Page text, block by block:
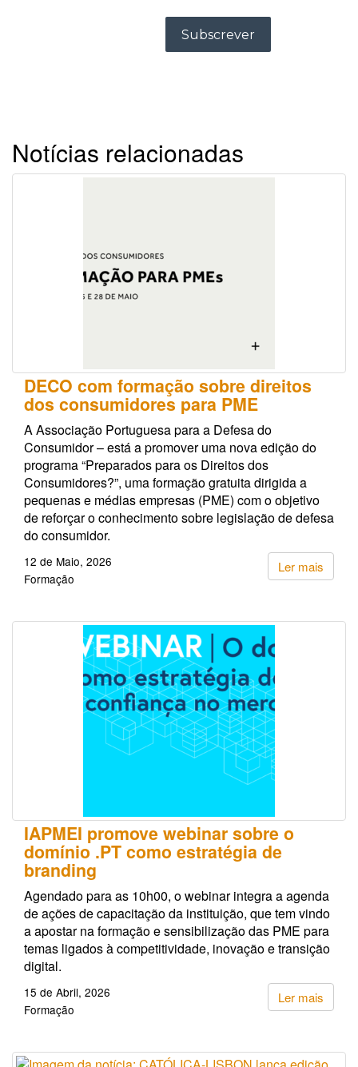
Notícias relacionadas
DECO com formação sobre direitos
dos consumidores para PME
A Associação Portuguesa para a Defesa do
Consumidor – está a promover uma nova edição do
programa “Preparados para os Direitos dos
Consumidores?”, uma formação gratuita dirigida a
pequenas e médias empresas (PME) com o objetivo
de reforçar o conhecimento sobre legislação de defesa
do consumidor.
Ler mais
12 de Maio, 2026
Formação
IAPMEI promove webinar sobre o
domínio .PT como estratégia de
branding
Agendado para as 10h00, o webinar integra a agenda
de ações de capacitação da instituição, que tem vindo
a apostar na formação e sensibilização das PME para
temas ligados à competitividade, inovação e transição
digital.
Ler mais
15 de Abril, 2026
Formação